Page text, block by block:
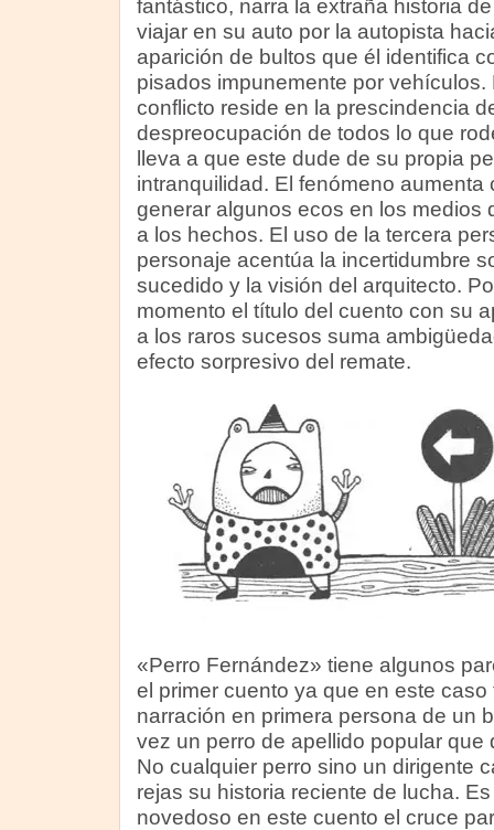
fantástico, narra la extraña historia
viajar en su auto por la autopista
aparición de bultos que él identifica
pisados impunemente por
conflicto reside en la prescindencia
despreocupación de todos lo que
lleva a que este dude de su propia
intranquilidad. El fenómeno
generar algunos ecos en los medios
a los hechos. El uso de la tercera
personaje acentúa la incertidumbre
sucedido y la visión del arquitecto.
momento el título del cuento con su
a los raros sucesos suma
efecto sorpresivo del remate.
«Perro Fernández» tiene algunos
el primer cuento ya que en este
narración en primera persona de un
vez un perro de apellido popular que
No cualquier perro sino un dirigente
rejas su historia reciente de lucha.
novedoso en este cuento el cruce